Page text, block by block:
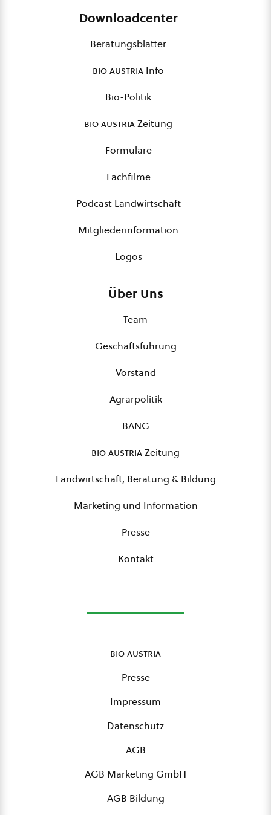
Downloadcenter
Beratungsblätter
bio austria Info
Bio-Politik
bio austriaZeitung
Formulare
Fachfilme
Podcast Landwirtschaft
Mitgliederinformation
Logos
Über Uns
Team
Geschäftsführung
Vorstand
Agrarpolitik
BANG
bio austriaZeitung
Landwirtschaft, Beratung & Bildung
Marketing und Information
Presse
Kontakt
bio austria
Presse
Impressum
Datenschutz
AGB
AGB Marketing GmbH
AGB Bildung